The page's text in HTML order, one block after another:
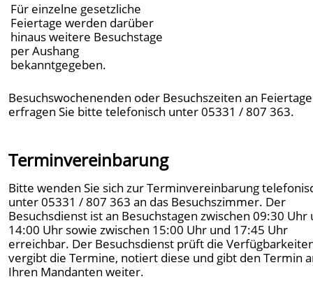
Für einzelne gesetzliche
Feiertage werden darüber
hinaus weitere Besuchstage
per Aushang
bekanntgegeben.
Besuchswochenenden oder Besuchszeiten an
erfragen Sie bitte telefonisch unter 05331 / 807 363.
Terminvereinbarung
Bitte wenden Sie sich zur Terminvereinbarung
unter 05331 / 807 363 an das Besuchszimmer. Der
Besuchsdienst ist an Besuchstagen zwischen 09:30 Uhr
14:00 Uhr sowie zwischen 15:00 Uhr und 17:45 Uhr
erreichbar. Der Besuchsdienst prüft die
vergibt die Termine, notiert diese und gibt den Termin
Ihren Mandanten weiter.